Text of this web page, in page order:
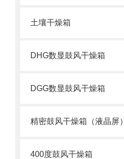
土壤干燥箱
DHG数显鼓风干燥箱
DGG数显鼓风干燥箱
精密鼓风干燥箱（液晶屏）
400度鼓风干燥箱